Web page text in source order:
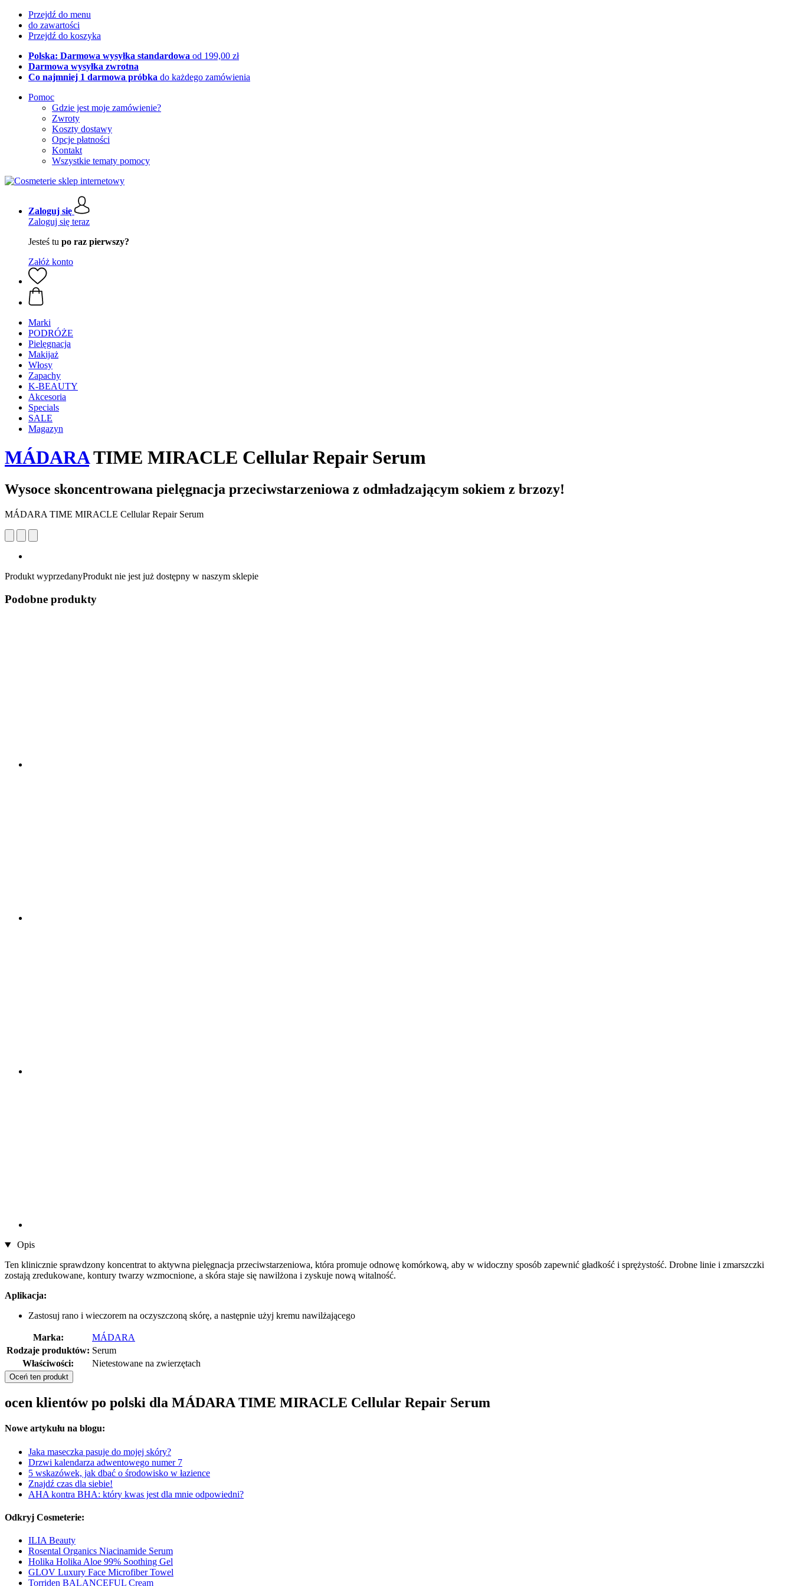
Przejdź do menu
do zawartości
Przejdź do koszyka
Polska: Darmowa wysyłka standardowa od 199,00 zł
Darmowa wysyłka zwrotna
Co najmniej 1 darmowa próbka do każdego zamówienia
Pomoc
Gdzie jest moje zamówienie?
Zwroty
Koszty dostawy
Opcje płatności
Kontakt
Wszystkie tematy pomocy
Zaloguj się
Zaloguj się teraz
Jesteś tu po raz pierwszy?
Załóż konto
Marki
PODRÓŻE
Pielęgnacja
Makijaż
Włosy
Zapachy
K-BEAUTY
Akcesoria
Specials
SALE
Magazyn
MÁDARATIME MIRACLE Cellular Repair Serum
Wysoce skoncentrowana pielęgnacja przeciwstarzeniowa z odmładzającym sokiem z brzozy!
MÁDARA TIME MIRACLE Cellular Repair Serum
Produkt wyprzedanyProdukt nie jest już dostępny w naszym sklepie
Podobne produkty
Opis
Ten klinicznie sprawdzony koncentrat to aktywna pielęgnacja przeciwstarzeniowa, która promuje odnowę komórkową, aby w widoczny sposób zapewnić gładkość i sprężystość. Drobne linie i zmarszczki
zostają zredukowane, kontury twarzy wzmocnione, a skóra staje się nawilżona i zyskuje nową witalność.
Aplikacja:
Zastosuj rano i wieczorem na oczyszczoną skórę, a następnie użyj kremu nawilżającego
Marka:
MÁDARA
Rodzaje produktów: Serum
Właściwości:
Nietestowane na zwierzętach
Oceń ten produkt
ocen klientów po polski dla MÁDARA TIME MIRACLE Cellular Repair Serum
Nowe artykułu na blogu:
Jaka maseczka pasuje do mojej skóry?
Drzwi kalendarza adwentowego numer 7
5 wskazówek, jak dbać o środowisko w łazience
Znajdź czas dla siebie!
AHA kontra BHA: który kwas jest dla mnie odpowiedni?
Odkryj Cosmeterie:
ILIA Beauty
Rosental Organics Niacinamide Serum
Holika Holika Aloe 99% Soothing Gel
GLOV Luxury Face Microfiber Towel
Torriden BALANCEFUL Cream